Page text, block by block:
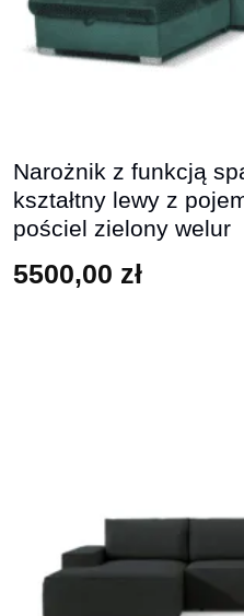
Narożnik z funkcją
kształtny lewy z
pościel zielony welur
5500,00 zł